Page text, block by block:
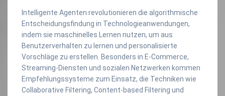
Intelligente Agenten revolutionieren die algorithmische
Entscheidungsfindung in Technologieanwendungen,
indem sie maschinelles Lernen nutzen, um aus
Benutzerverhalten zu lernen und personalisierte
Vorschläge zu erstellen. Besonders in E-Commerce,
Streaming-Diensten und sozialen Netzwerken kommen
Empfehlungssysteme zum Einsatz, die Techniken wie
Collaborative Filtering, Content-based Filtering und